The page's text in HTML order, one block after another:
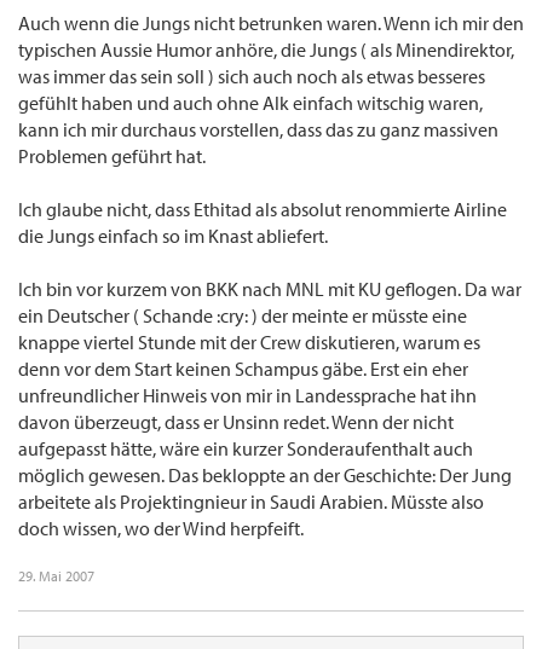
Auch wenn die Jungs nicht betrunken waren. Wenn ich mir den
typischen Aussie Humor anhöre, die Jungs ( als Minendirektor,
was immer das sein soll ) sich auch noch als etwas besseres
gefühlt haben und auch ohne Alk einfach witschig waren,
kann ich mir durchaus vorstellen, dass das zu ganz massiven
Problemen geführt hat.
Ich glaube nicht, dass Ethitad als absolut renommierte Airline
die Jungs einfach so im Knast abliefert.
Ich bin vor kurzem von BKK nach MNL mit KU geflogen. Da war
ein Deutscher ( Schande :cry: ) der meinte er müsste eine
knappe viertel Stunde mit der Crew diskutieren, warum es
denn vor dem Start keinen Schampus gäbe. Erst ein eher
unfreundlicher Hinweis von mir in Landessprache hat ihn
davon überzeugt, dass er Unsinn redet. Wenn der nicht
aufgepasst hätte, wäre ein kurzer Sonderaufenthalt auch
möglich gewesen. Das bekloppte an der Geschichte: Der Jung
arbeitete als Projektingnieur in Saudi Arabien. Müsste also
doch wissen, wo der Wind herpfeift.
29. Mai 2007